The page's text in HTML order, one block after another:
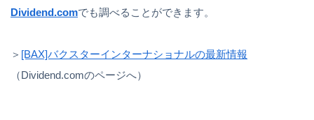
Dividend.comでも調べることができます。
＞ [BAX]バクスターインターナショナルの最新情報
（Dividend.comのページへ）